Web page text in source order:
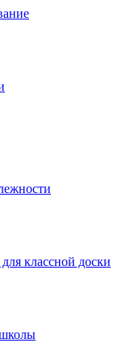
классной доски